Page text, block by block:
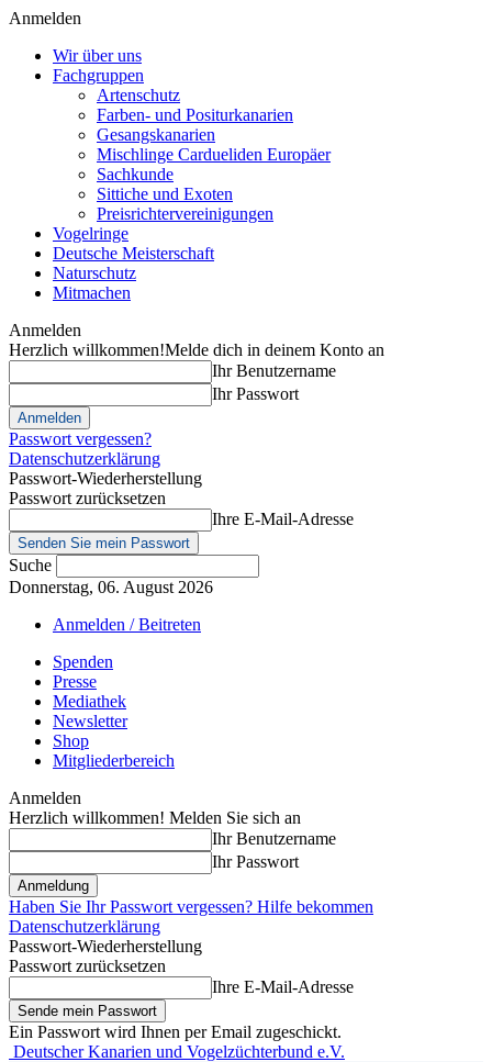
Anmelden
Wir über uns
Fachgruppen
Artenschutz
Farben- und Positurkanarien
Gesangskanarien
Mischlinge Cardueliden Europäer
Sachkunde
Sittiche und Exoten
Preisrichtervereinigungen
Vogelringe
Deutsche Meisterschaft
Naturschutz
Mitmachen
Anmelden
Herzlich willkommen!Melde dich in deinem Konto an
Ihr Benutzername
Ihr Passwort
Passwort vergessen?
Datenschutzerklärung
Passwort-Wiederherstellung
Passwort zurücksetzen
Ihre E-Mail-Adresse
Suche
Donnerstag, 06. August 2026
Anmelden / Beitreten
Spenden
Presse
Mediathek
Newsletter
Shop
Mitgliederbereich
Anmelden
Herzlich willkommen! Melden Sie sich an
Ihr Benutzername
Ihr Passwort
Haben Sie Ihr Passwort vergessen? Hilfe bekommen
Datenschutzerklärung
Passwort-Wiederherstellung
Passwort zurücksetzen
Ihre E-Mail-Adresse
Ein Passwort wird Ihnen per Email zugeschickt.
Deutscher Kanarien und Vogelzüchterbund e.V.